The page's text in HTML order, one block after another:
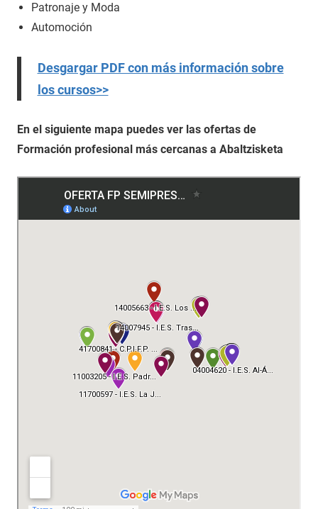
Patronaje y Moda
Automoción
Desgargar PDF con más información sobre
los cursos>>
En el siguiente mapa puedes ver las ofertas de
Formación profesional más cercanas a Abaltzisketa